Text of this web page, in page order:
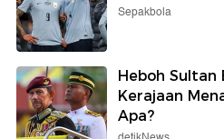
Sepakbola
Heboh Sultan
Kerajaan
Apa?